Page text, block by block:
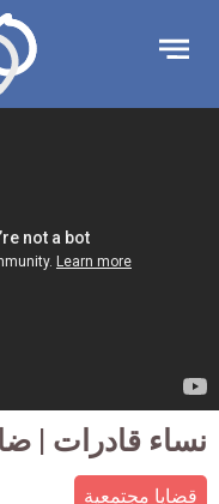
الإعلان
30
نساء قادرات |
قضايا مجتمعية